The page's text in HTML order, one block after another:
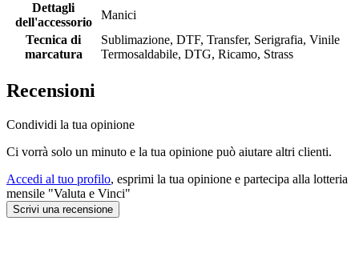
Dettagli
dell'accessorio
Manici
Tecnica di
marcatura
Sublimazione, DTF, Transfer, Serigrafia, Vinile
Termosaldabile, DTG, Ricamo, Strass
Recensioni
Condividi la tua opinione
Ci vorrà solo un minuto e la tua opinione può aiutare altri clienti.
Accedi al tuo profilo, esprimi la tua opinione e partecipa alla lotteria
mensile "Valuta e Vinci"
Scrivi una recensione